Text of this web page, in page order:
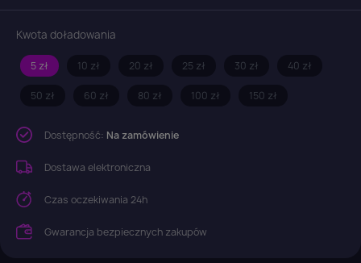
Kwota doładowania
5 zł 10 zł 20 zł 25 zł 30 zł 40 zł
50 zł 60 zł 80 zł 100 zł 150 zł
Dostępność: Na zamówienie
Dostawa elektroniczna
Czas oczekiwania 24h
Gwarancja bezpiecznych zakupów